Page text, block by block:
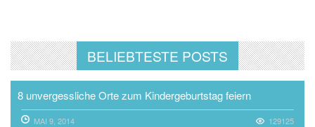
BELIEBTESTE POSTS
8 unvergessliche Orte zum Kindergeburtstag feiern
MAI 9, 2014 129125